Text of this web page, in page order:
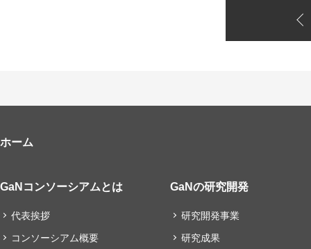
ホーム
GaNコンソーシアムとは
代表挨拶
コンソーシアム概要
GaNの研究開発
研究開発事業
研究成果